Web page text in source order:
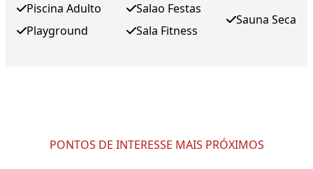
Piscina Adulto
Playground
Salao Festas
Sala Fitness
Sauna Seca
PONTOS DE INTERESSE MAIS PRÓXIMOS